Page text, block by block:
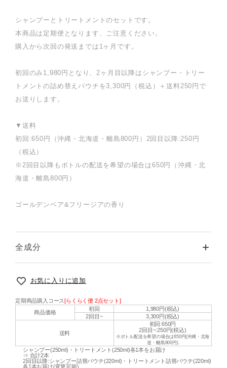
シャンプーとトリートメントのセットです。
本商品は定期便となります、ご注意ください。
購入から次回の発送までは1ヶ月です。
初回のみ1,980円となり、2ヶ月目以降はシャンプー・トリー
トメントの詰め替えパウチを3,300円（税込）＋送料250円で
お送りします。
▼送料
初回:650円（沖縄・北海道・離島800円）2回目以降:250円
（税込）
※2回目以降もボトルの配送を希望の場合は650円（沖縄・北
海道・離島800円）
ゴールデンペア&フリージアの香り
全成分
お気に入りに追加
定期商品購入コース[らくらく便 2点セット]
商品価格
初回
1,980円(税込)
2回目~
3,300円(税込)
送料
初回:650円
2回目~:250円(税込)
※ボトル配送を希望の場合は650円(沖縄・北海
道・離島800円)
シャンプー(250ml)・トリートメント(250ml)各1本をお届け
⇒ 合計2本
2回目以降:シャンプー詰替パウチ(220ml)・トリートメント詰替パウチ(220ml)
各1本お届け(変更可能)